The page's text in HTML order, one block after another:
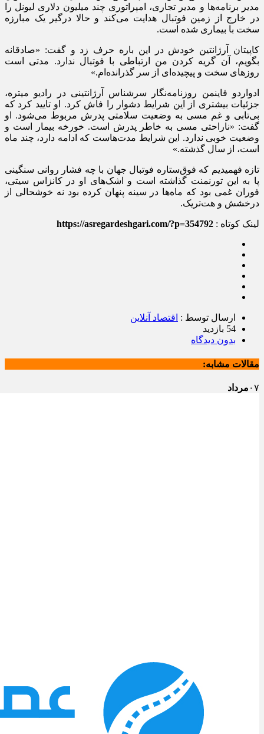
مدیر برنامه‌ها و مدیر تجاری، امپراتوری چند میلیون دلاری لیونل را
در خارج از زمین فوتبال هدایت می‌کند و حالا درگیر یک مبارزه
سخت با بیماری شده است.
‫کاپیتان آرژانتین خودش در این باره حرف زد و گفت: «صادقانه
بگویم، آن گریه کردن من ارتباطی با فوتبال ندارد. مدتی است
روزهای سخت و پیچیده‌ای از سر گذرانده‌ام.»
‫ادواردو فاینمن روزنامه‌نگار سرشناس آرژانتینی در رادیو میتره،
جزئیات بیشتری از این شرایط دشوار را فاش کرد. او تایید کرد که
بی‌تابی و غم مسی به وضعیت سلامتی پدرش مربوط می‌شود. او
گفت: «ناراحتی مسی به خاطر پدرش است. خورخه بیمار است و
وضعیت خوبی ندارد. این شرایط مدت‌هاست که ادامه دارد، چند ماه
است، از سال گذشته.»
‫تازه فهمیدیم که فوق‌ستاره فوتبال جهان با چه فشار روانی سنگینی
پا به این تورنمنت گذاشته است و اشک‌های او در کانزاس سیتی،
فوران غمی بود که ماه‌ها در سینه پنهان کرده بود نه خوشحالی از
درخشش و هت‌تریک.
لینک کوتاه : https://asregardeshgari.com/?p=354792
ارسال توسط : اقتصاد آنلاین
54 بازدید
بدون دیدگاه
مقالات مشابه:
۰۷ مرداد